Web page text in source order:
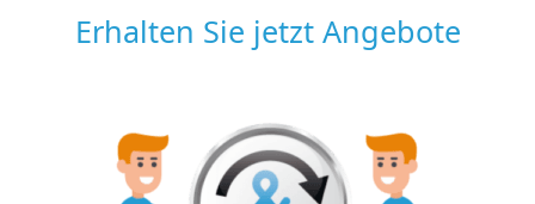
Erhalten Sie jetzt Angebote